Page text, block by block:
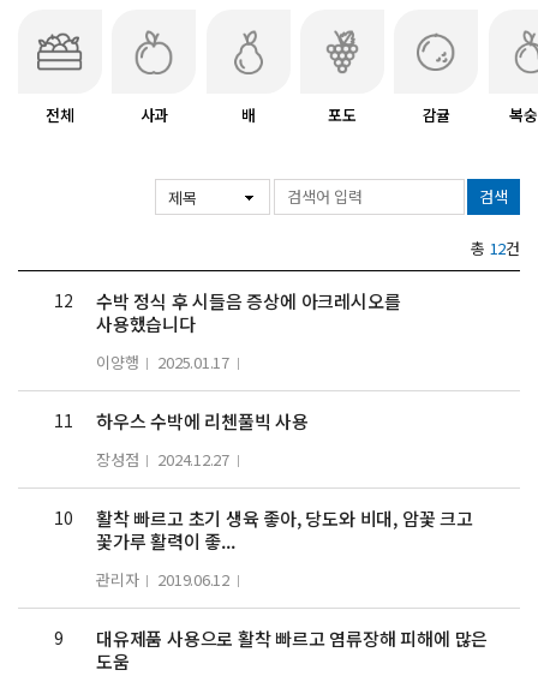
전체 사과 배 포도 감귤 복
검색
총 12건
12
수박 정식 후 시들음 증상에 아크레시오를
사용했습니다
이양행 2025.01.17
11 하우스 수박에 리첸풀빅 사용
장성점 2024.12.27
10
활착 빠르고 초기 생육 좋아, 당도와 비대, 암꽃 크고
꽃가루 활력이 좋...
관리자 2019.06.12
9
대유제품 사용으로 활착 빠르고 염류장해 피해에 많은
도움